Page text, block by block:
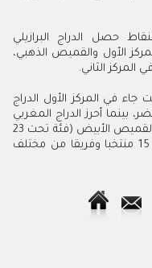
حصل الدراج البرازيلي
الأول والقميص الذهبي،
المركز الثاني.
في المركز الأول الدراج
بينما أحرز الدراج المغربي
إبراهيم الصباحي من فريق "قطر برو" على القميص الأبيض (فئة تحت 23
عاما) برسم هذا الطواف الذي شارك فيه 15 منتخبا وفريقا من مختلف